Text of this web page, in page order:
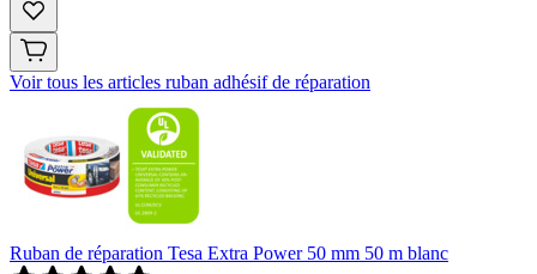
Voir tous les articles ruban adhésif de réparation
Ruban de réparation Tesa Extra Power 50 mm 50 m blanc